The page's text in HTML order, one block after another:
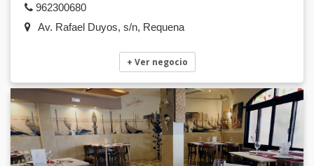
962300680
Av. Rafael Duyos, s/n, Requena
+ Ver negocio